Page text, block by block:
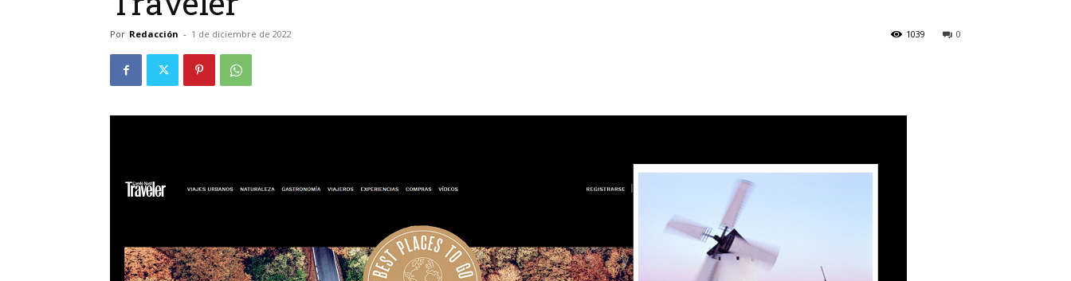
Por Redacción - 1 de diciembre de 2022 0
1039